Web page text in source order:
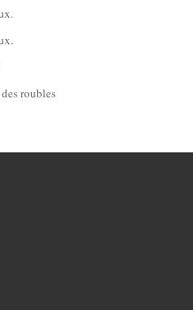
roubles